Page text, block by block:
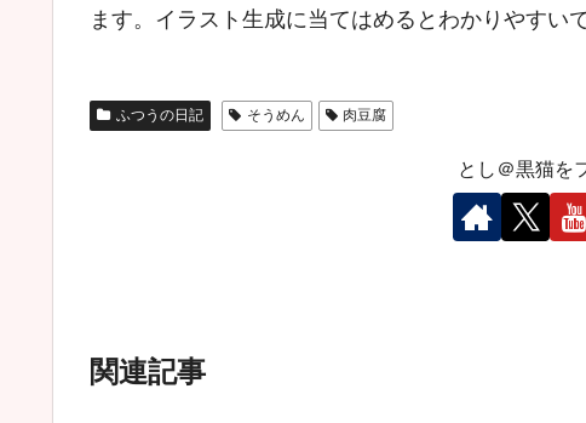
ます。イラスト生成に当てはめるとわかりやすいで
ふつうの日記 そうめん 肉豆腐
とし＠黒猫を
関連記事